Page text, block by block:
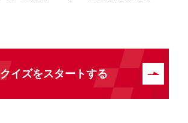
クイズをスタートする